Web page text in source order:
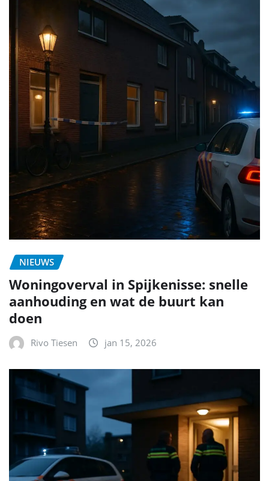
NIEUWS
Woningoverval in Spijkenisse: snelle
aanhouding en wat de buurt kan
doen
Rivo Tiesen jan 15, 2026